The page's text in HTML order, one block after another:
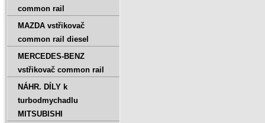
common rail
MAZDA vstřikovač
common rail diesel
MERCEDES-BENZ
vstřikovač common rail
NÁHR. DÍLY k
turbodmychadlu
MITSUBISHI